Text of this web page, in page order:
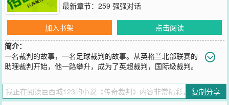
最新章节： 259 强强对话
加入书架
点击阅读
简介：
一名裁判的故事，一名足球裁判的故事。从英格兰北部联赛的
助理裁判开始，他一路攀升，成为了英超裁判，国际级裁判。
里的朋友推荐哦！
复制分享